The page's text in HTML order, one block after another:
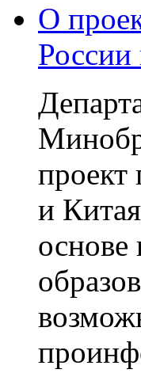
О
России
проект
и
основе